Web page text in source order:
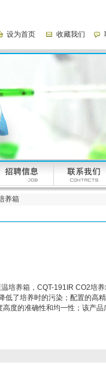
设为首页 收藏我们
养箱
培养箱，CQT-191IR CO2培养
低了培养时的污染；配置的高
度的准确性和均一性；该产品